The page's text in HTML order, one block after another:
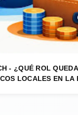
- ¿QUÉ ROL
LOCALES EN LA